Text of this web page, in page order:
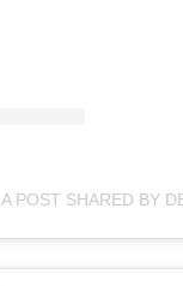
A POST SHARED BY